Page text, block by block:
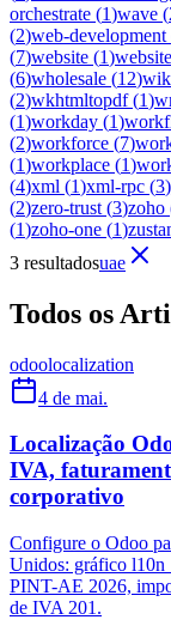
orchestrate (1)wave (
(2)web-development
(7)website (1)
(6)wholesale (12)
(2)wkhtmltopdf(1)
(1)workday (1)
(2)workforce (7)
(1)workplace (1)
(4)xml (1)xml-rpc (3)
(2)zero-trust (3)zoho
(1)zoho-one (1)
3 resultadosuae
Todos os
odoolocalization
4 de mai.
Localização
IVA,
corporativo
Configure o Odoo
Unidos: gráfico
PINT-AE 2026,
de IVA 201.